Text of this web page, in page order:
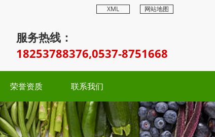
网站地图
XML
服务热线：
18253788376,0537-8751668
荣誉资质 联系我们